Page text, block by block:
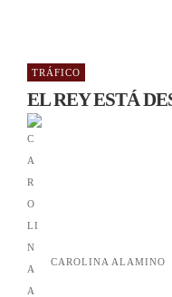
TRÁFICO
EL REY ESTÁ
CAROLINA ALAMINO